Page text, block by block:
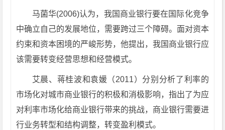
马菌华(2006)认为，我国商业银行要在国际化竞争
中确立自己的发展地位，需要跨过三个障碍。面对资本
约束和资本困境的严峻形势，他提出，我国商业银行应
该需要转变经营思想和经营模式。
艾晨、蒋桂波和袁媛（2011）分别分析了利率的
市场化对城市商业银行的积极和消极影响，指出了为应
对利率市场化给商业银行带来的挑战，商业银行需要进
行业务转型和结构调整，转变盈利模式。